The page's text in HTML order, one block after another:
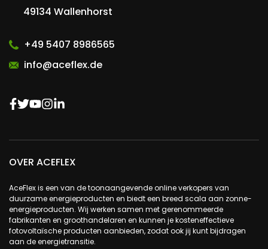
49134 Wallenhorst
+49 5407 8986565
info@aceflex.de
OVER ACEFLEX
AceFlex is een van de toonaangevende online verkopers van
duurzame energieproducten en biedt een breed scala aan zonne-
energieproducten. Wij werken samen met gerenommeerde
fabrikanten en groothandelaren en kunnen je kosteneffectieve
fotovoltaïsche producten aanbieden, zodat ook jij kunt bijdragen
aan de energietransitie.